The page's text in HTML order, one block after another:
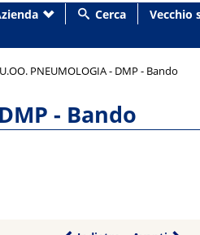
Cerca Vecchio
PNEUMOLOGIA - DMP - Bando
- Bando